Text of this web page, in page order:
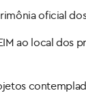
oficial
ao local